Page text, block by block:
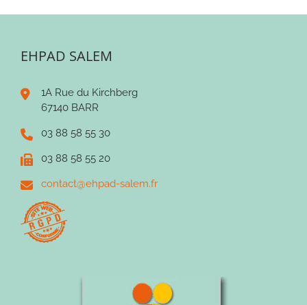
EHPAD SALEM
1A Rue du Kirchberg
67140 BARR
03 88 58 55 30
03 88 58 55 20
contact@ehpad-salem.fr